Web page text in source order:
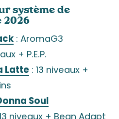
système de
2026
: AromaG3
+ P.E.P.
Latte : 13 niveaux +
Soul
niveaux + Bean Adapt